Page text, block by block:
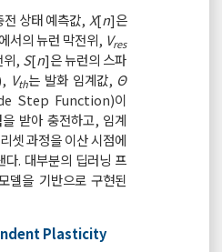
상태 예측값, X[n]은
서의 뉴런 막전위, Vres
위, S[n]은 뉴런의 스파
Vth는 발화 임계값, Θ
Step Function)이
받아 충전하고, 임계
셋 과정을 이산 시점에
. 대부분의 딥러닝 프
델을 기반으로 구현된
Plasticity